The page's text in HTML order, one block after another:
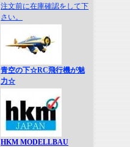
注文前に在庫確認をして下
さい。
青空の下☆RC飛行機が魅
力☆
HKM MODELLBAU